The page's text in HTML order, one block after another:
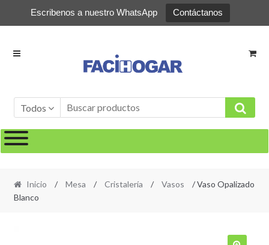
Escribenos a nuestro WhatsApp Contáctanos
Ir
Ir
Todos
Inicio / Mesa / Cristalería / Vasos
/ Vaso Opalizado
Blanco